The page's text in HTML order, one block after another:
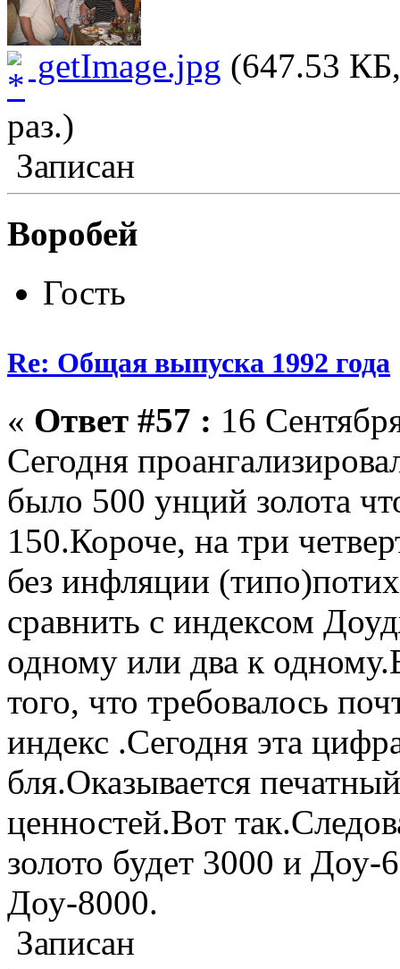
getImage.jpg (647.53
раз.)
Записан
Воробей
Гость
Re: Общая выпуска 1992 года
« Ответ #57 : 16
Сегодня
было 500 унций золота
150.Короче, на три
без инфляции
сравнить с индексом
одному или два к
того, что требовалось
индекс .Сегодня эта
бля.Оказывается
ценностей.Вот
золото будет 3000 и
Доу-8000.
Записан